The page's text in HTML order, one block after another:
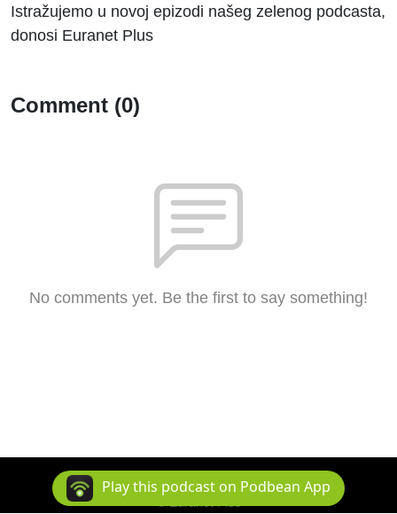
Istražujemo u novoj epizodi našeg zelenog podcasta,
donosi Euranet Plus
Comment (0)
No comments yet. Be the first to say something!
Play this podcast on Podbean App